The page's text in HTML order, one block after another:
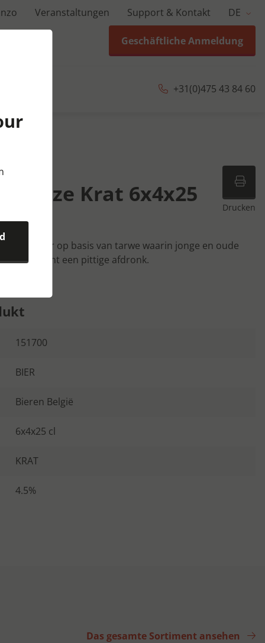
Veranstaltungen Support & Kontakt DE
Geschäftliche Anmeldung
+31(0)475 43 84 60
cl
Drucken
Krat 6x4x25
topper op basis van tarwe waarin jonge en oude
topper kent een pittige afdronk.
151700
BIER
Bieren België
6x4x25 cl
KRAT
4.5%
Das gesamte Sortiment ansehen